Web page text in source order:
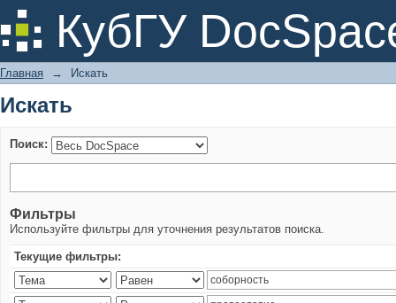
КубГУ
Искать
Главная → Искать
Искать
Поиск:
Фильтры
Используйте фильтры для уточнения результатов поиска.
Текущие фильтры: